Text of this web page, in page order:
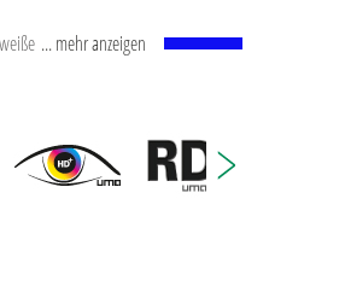
Kunststoffrohr,
... mehr anzeigen